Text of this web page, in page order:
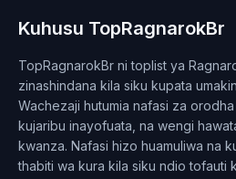
Kuhusu TopRagnarokBr
TopRagnarokBr ni toplist ya
zinashindana kila siku kupata
Wachezaji hutumia nafasi za
kujaribu inayofuata, na wengi
kwanza. Nafasi hizo huamuliwa na
thabiti wa kura kila siku ndio tofauti